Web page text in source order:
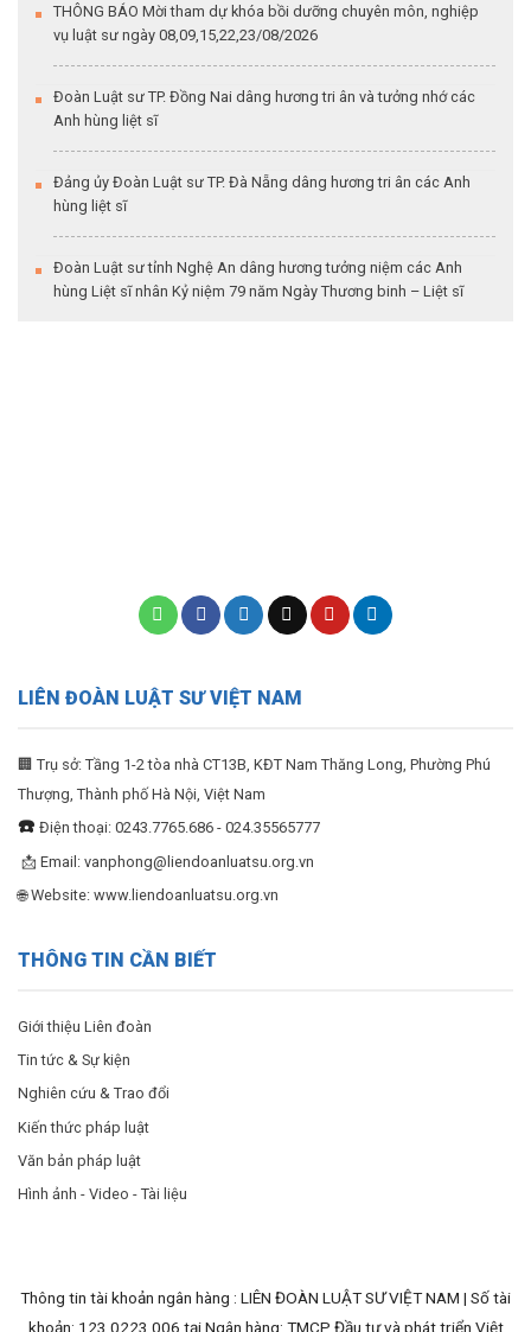
THÔNG BÁO Mời tham dự khóa bồi dưỡng chuyên môn, nghiệp
vụ luật sư ngày 08,09,15,22,23/08/2026
Đoàn Luật sư TP. Đồng Nai dâng hương tri ân và tưởng nhớ các
Anh hùng liệt sĩ
Đảng ủy Đoàn Luật sư TP. Đà Nẵng dâng hương tri ân các Anh
hùng liệt sĩ
Đoàn Luật sư tỉnh Nghệ An dâng hương tưởng niệm các Anh
hùng Liệt sĩ nhân Kỷ niệm 79 năm Ngày Thương binh – Liệt sĩ
LIÊN ĐOÀN LUẬT SƯ VIỆT NAM
🏢 Trụ sở: Tầng 1-2 tòa nhà CT13B, KĐT Nam Thăng Long, Phường Phú
Thượng, Thành phố Hà Nội, Việt Nam
☎️ Điện thoại: 0243.7765.686 - 024.35565777
📩 Email: vanphong@liendoanluatsu.org.vn
🌐 Website: www.liendoanluatsu.org.vn
THÔNG TIN CẦN BIẾT
Giới thiệu Liên đoàn
Tin tức & Sự kiện
Nghiên cứu & Trao đổi
Kiến thức pháp luật
Văn bản pháp luật
Hình ảnh - Video - Tài liệu
Thông tin tài khoản ngân hàng : LIÊN ĐOÀN LUẬT SƯ VIỆT NAM | Số tài
khoản: 123.0223.006 tại Ngân hàng: TMCP Đầu tư và phát triển Việt